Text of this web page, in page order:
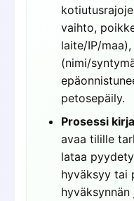
vaihto,
laite/IP/
(nimi/
petosepäily.
Prosessi
avaa tilille
lataa
hyväksyy tai